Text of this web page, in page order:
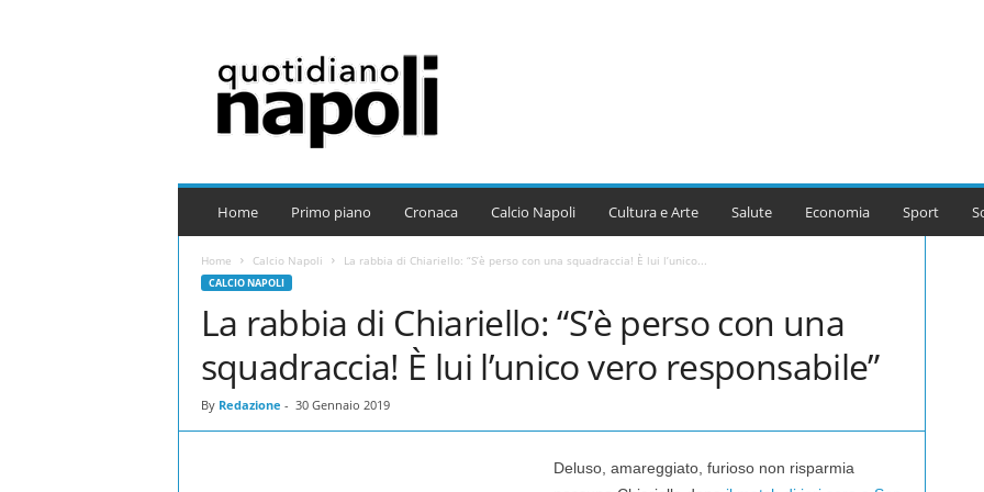
i
n
Home Primo piano Cronaca Calcio Napoli Cultura e Arte Salute Economia Sport
Home Calcio Napoli La rabbia di Chiariello: “S’è perso con una squadraccia! È lui l’unico...
CALCIO NAPOLI
La rabbia di Chiariello: “S’è perso con una
squadraccia! È lui l’unico vero responsabile”
By Redazione - 30 Gennaio 2019
Deluso, amareggiato, furioso non risparmia